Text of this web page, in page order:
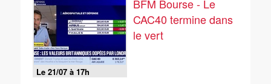
Le 21/07 à 17h
BFM Bourse - Le
CAC40 termine dans
le vert